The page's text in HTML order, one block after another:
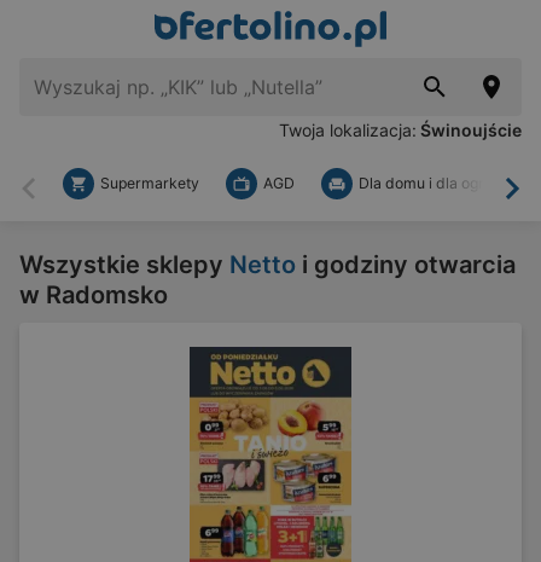
Twoja lokalizacja: Świnoujście
Wstecz
Supermarkety AGD Dla domu i dla ogrodu
Wszystkie sklepy Netto i godziny otwarcia
w Radomsko